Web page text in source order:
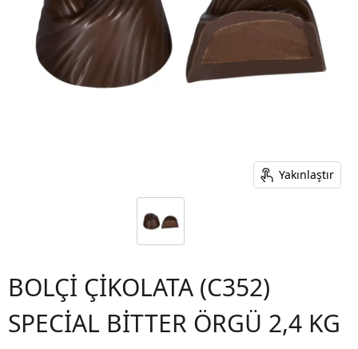
Yakınlaştır
BOLÇİ ÇİKOLATA (C352)
SPECİAL BİTTER ÖRGÜ 2,4 KG